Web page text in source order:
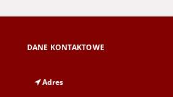
DANE KONTAKTOWE
Adres